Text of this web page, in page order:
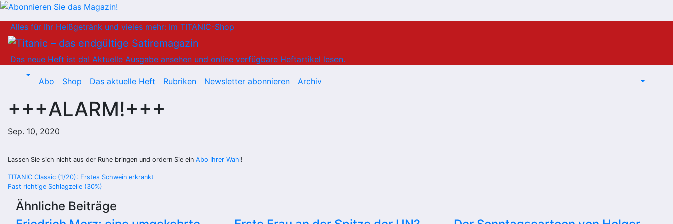
Inhalt
springen
Alles für Ihr Heißgetränk und vieles mehr: im TITANIC-Shop
Das neue Heft ist da! Aktuelle Ausgabe ansehen und online verfügbare Heftartikel lesen.
Abo Shop Das aktuelle Heft Rubriken Newsletter abonnieren Archiv
+++ALARM!+++
Sep. 10, 2020
Lassen Sie sich nicht aus der Ruhe bringen und ordern Sie ein Abo Ihrer Wahl!
Beitragsnavigation
TITANIC Classic (1/20): Erstes Schwein erkrankt
Fast richtige Schlagzeile (30%)
Ähnliche Beiträge